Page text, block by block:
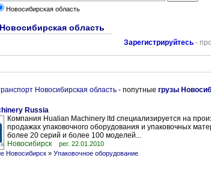
Новосибирская область
область
Зарегистрируйтесь -
Новосибирская область - попутные грузы
Russia
Компания Hualian Machinery ltd специализируется на
продажах упаковочного оборудования и упаковочных
более 20 серий и более 100 моделей...
Новосибирск
рег. 22.01.2010
Новосибирск » Упаковочное оборудование